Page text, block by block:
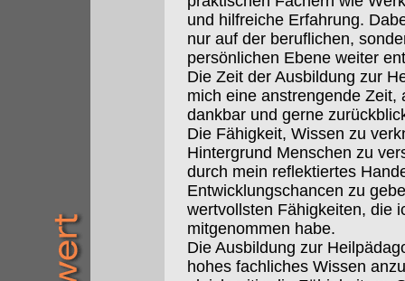
und hilfreiche Erfahrung.
nur auf der beruflichen,
persönlichen Ebene weiter
Die Zeit der Ausbildung zur
mich eine anstrengende Zeit,
dankbar und gerne
Die Fähigkeit, Wissen zu
Hintergrund Menschen zu
durch mein reflektiertes
Entwicklungschancen zu
wertvollsten Fähigkeiten, die
mitgenommen habe.
Die Ausbildung zur
hohes fachliches Wissen